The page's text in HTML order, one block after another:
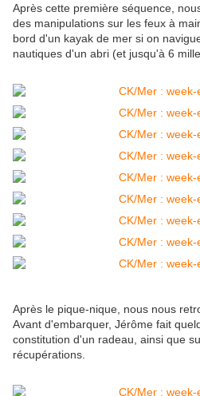
Après cette première séquence,
des manipulations sur les feux à
bord d'un kayak de mer si on
nautiques d'un abri (et jusqu'à 6
Après le pique-nique, nous nous
Avant d'embarquer, Jérôme fait
constitution d'un radeau, ainsi que
récupérations.